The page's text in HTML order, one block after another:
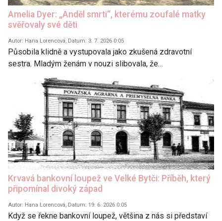
Amelia Dyer: „Anděl smrti“, kterému zoufalé matky
svěřovaly své děti
Autor: Hana Lorencová, Datum: 3. 7. 2026 0:05
Působila klidně a vystupovala jako zkušená zdravotní
sestra. Mladým ženám v nouzi slibovala, že…
Krvavá bankovní loupež ve Velké Bytči: Příběh, který
připomínal divoký západ
Autor: Hana Lorencová, Datum: 19. 6. 2026 0:05
Když se řekne bankovní loupež, většina z nás si představí